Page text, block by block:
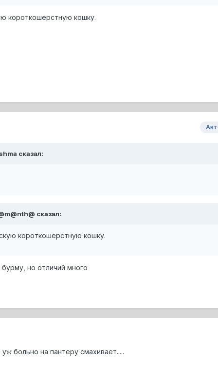
короткошерстную кошку.
сказал:
сказал:
короткошерстную кошку.
но отличий много
больно на пантеру смахивает.....